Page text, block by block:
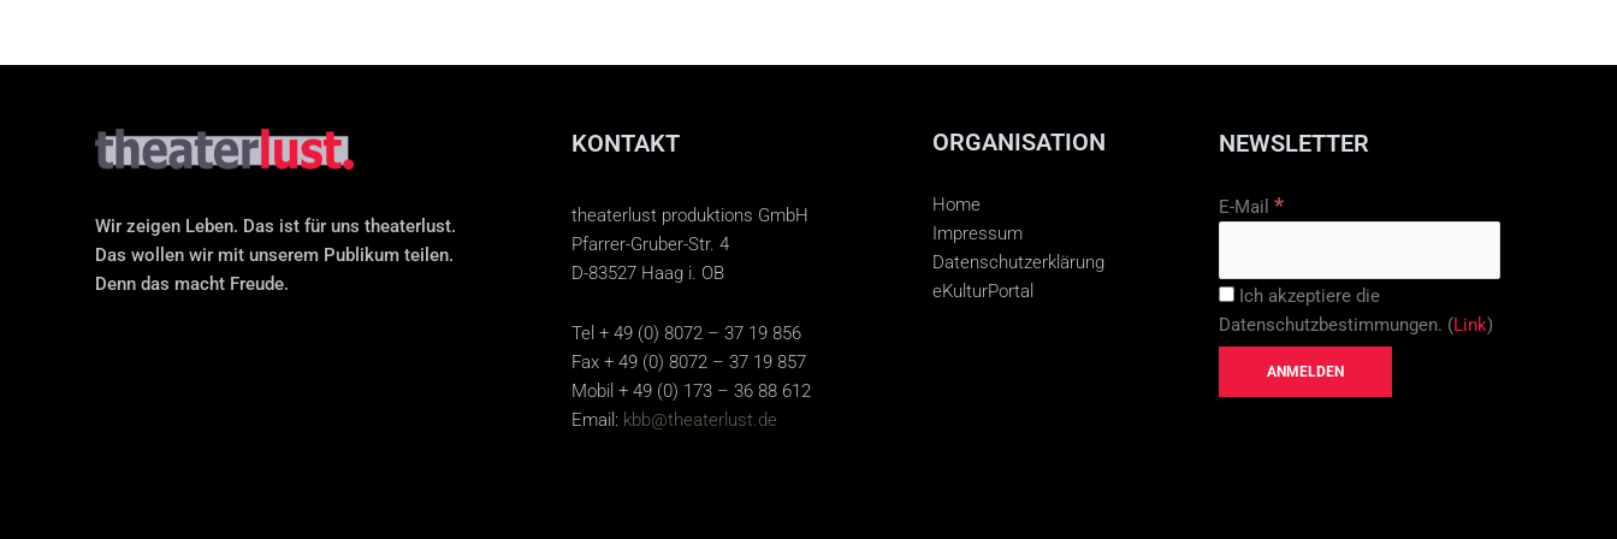
Wir zeigen Leben. Das ist für uns theaterlust.
Das wollen wir mit unserem Publikum teilen.
Denn das macht Freude.
KONTAKT
theaterlust produktions GmbH
Pfarrer-Gruber-Str. 4
D-83527 Haag i. OB
Tel + 49 (0) 8072 – 37 19 856
Fax + 49 (0) 8072 – 37 19 857
Mobil + 49 (0) 173 – 36 88 612
Email: kbb@theaterlust.de
ORGANISATION
Home
Impressum
Datenschutzerklärung
eKulturPortal
NEWSLETTER
E-Mail *
Ich akzeptiere die
Datenschutzbestimmungen. (Link)